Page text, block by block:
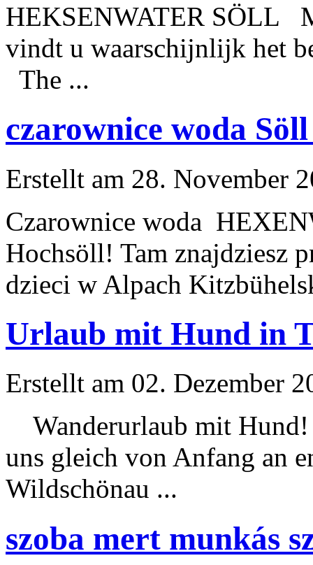
HEKSENWATER SÖLL
vindt u waarschijnlijk het
The ...
czarownice woda
Erstellt am 28. November
Czarownice woda
Hochsöll! Tam znajdziesz
dzieci w Alpach
Urlaub mit Hund in
Erstellt am 02. Dezember
Wanderurlaub mit
uns gleich von Anfang an
Wildschönau ...
szoba mert munkás